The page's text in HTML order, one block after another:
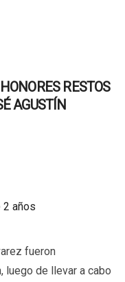
RESTOS
AGUSTÍN
años
fueron
luego de llevar a cabo